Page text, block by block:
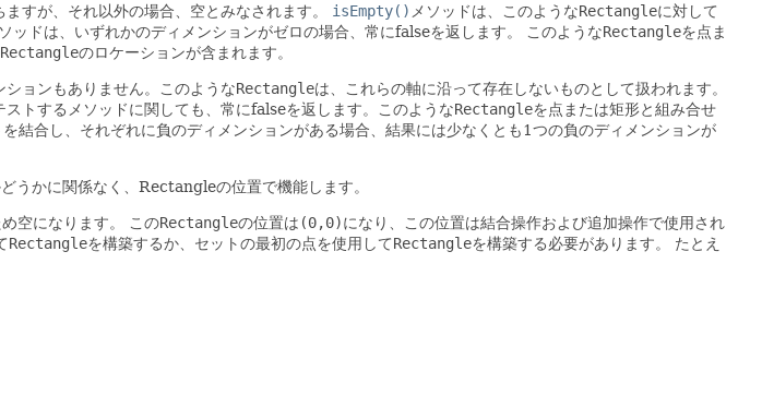
すが、それ以外の場合、空とみなされます。 isEmpty() メソッドは、このようなRectangleに対して
ドは、いずれかのディメンションがゼロの場合、常にfalseを返します。 このようなRectangleを点ま
Rectangleのロケーションが含まれます。
ョンもありません。このようなRectangleは、これらの軸に沿って存在しないものとして扱われます。
トするメソッドに関しても、常にfalseを返します。このようなRectangleを点または矩形と組み合せ
結合し、それぞれに負のディメンションがある場合、結果には少なくとも1つの負のディメンションが
うかに関係なく、Rectangleの位置で機能します。
空になります。 このRectangleの位置は (0,0)になり、この位置は結合操作および追加操作で使用され
Rectangleを構築するか、セットの最初の点を使用してRectangleを構築する必要があります。
たとえ